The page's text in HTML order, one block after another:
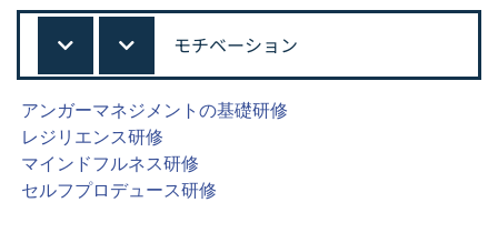
モチベーション
アンガーマネジメントの基礎研修
レジリエンス研修
マインドフルネス研修
セルフプロデュース研修